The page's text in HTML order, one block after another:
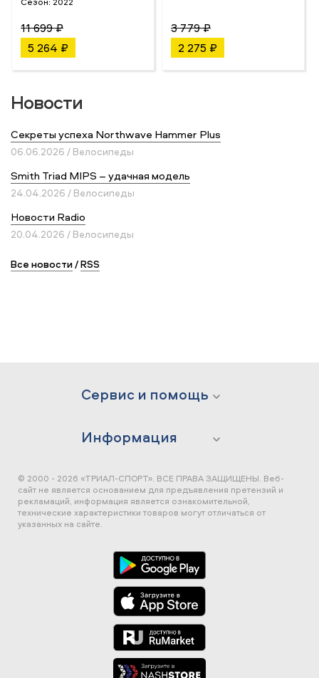
11 699 ₽
5 264 ₽
3 779 ₽
2 275 ₽
Новости
Секреты успеха Northwave Hammer Plus
06.06.2026 / Велосипеды
Smith Triad MIPS – удачная модель
24.04.2026 / Велосипеды
Новости Radio
20.04.2026 / Велосипеды
Все новости/RSS
Сервис и помощь
Информация
© 2000 - 2026 «ТРИАЛ-СПОРТ». ВСЕ ПРАВА ЗАЩИЩЕНЫ. Веб-
сайт не является основанием для предъявления претензий и
рекламаций, информация является ознакомительной,
технические характеристики товаров могут отличаться от
указанных на сайте.